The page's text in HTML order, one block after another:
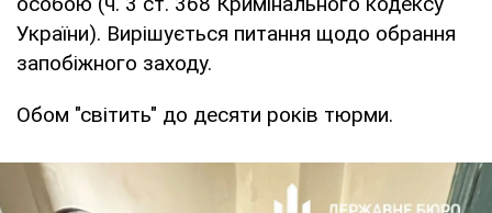
України). Вирішується питання щодо обрання
запобіжного заходу.
Обом "світить" до десяти років тюрми.